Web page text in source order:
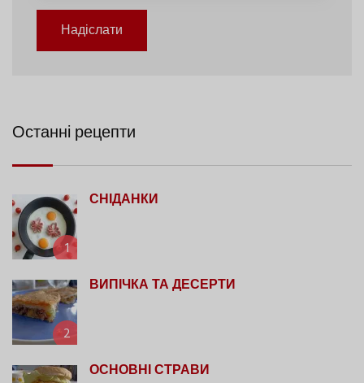
Надіслати
Останні рецепти
1
СНІДАНКИ
2
ВИПІЧКА ТА ДЕСЕРТИ
ОСНОВНІ СТРАВИ